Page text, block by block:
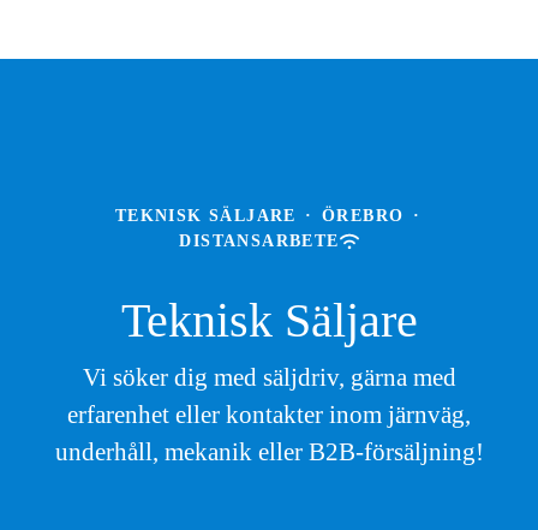
TEKNISK SÄLJARE · ÖREBRO
·
DISTANSARBETE
Teknisk Säljare
Vi söker dig med säljdriv, gärna med
erfarenhet eller kontakter inom järnväg,
underhåll, mekanik eller B2B-försäljning!